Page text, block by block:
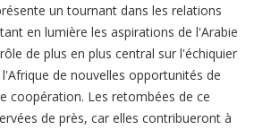
un tournant dans les relations
en lumière les aspirations de l'Arabie
de plus en plus central sur l'échiquier
de nouvelles opportunités de
coopération. Les retombées de ce
de près, car elles contribueront à